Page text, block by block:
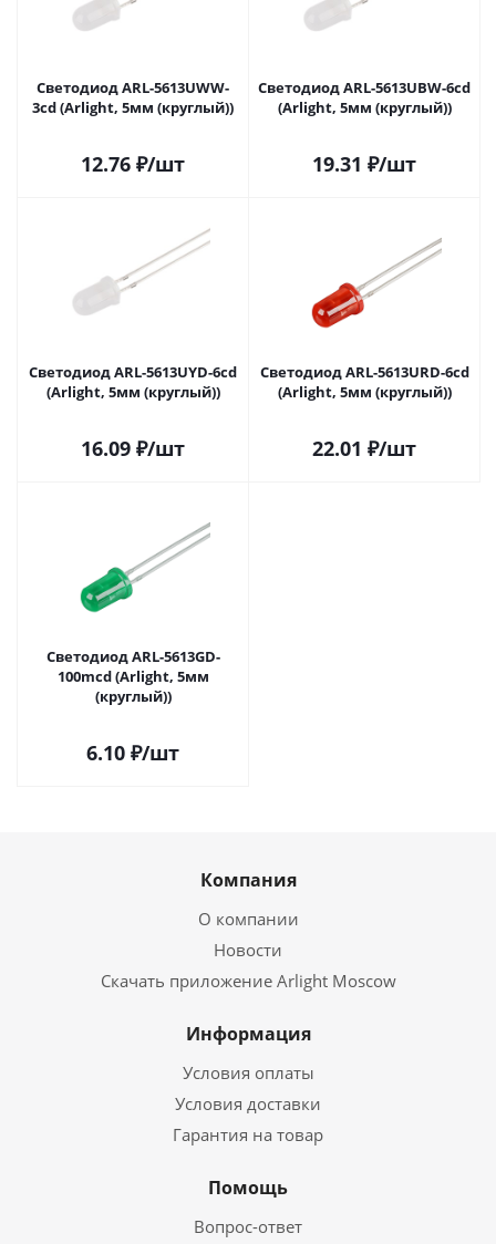
Светодиод ARL-5613UWW-
3cd (Arlight, 5мм (круглый))
12.76 ₽/шт
Светодиод ARL-5613UBW-6cd
(Arlight, 5мм (круглый))
19.31 ₽/шт
Светодиод ARL-5613UYD-6cd
(Arlight, 5мм (круглый))
16.09 ₽/шт
Светодиод ARL-5613URD-6cd
(Arlight, 5мм (круглый))
22.01 ₽/шт
Светодиод ARL-5613GD-
100mcd (Arlight, 5мм
(круглый))
6.10 ₽/шт
Компания
О компании
Новости
Скачать приложение Arlight Moscow
Информация
Условия оплаты
Условия доставки
Гарантия на товар
Помощь
Вопрос-ответ